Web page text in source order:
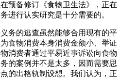
预备修订《食物卫生法》，正在
进行认实研究是十分需要的。
的逃查虽然能够合用现有的平
食物消费本身消费金额小、举证
消费者通过平易近事诉讼向食物
的案例并不是太多，因而需要思
的出格轨制设想。我们认为，正